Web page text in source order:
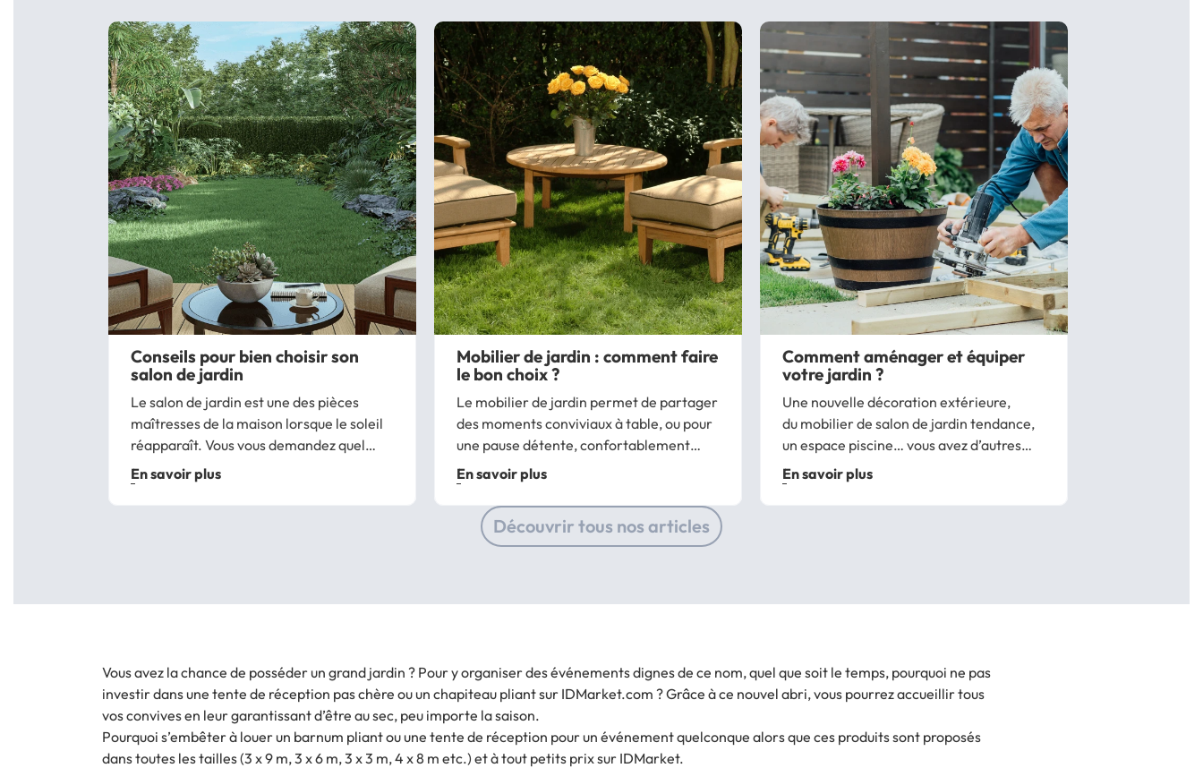
Conseils pour bien choisir son
salon de jardin
Le salon de jardin est une des pièces
maîtresses de la maison lorsque le soleil
réapparaît. Vous vous demandez quel
salon de jardin choisir pour créer un
espace convivial sur votre terrasse ?
Fauteuil ou chaise ? Aluminium ou résine
En savoir plus
Mobilier de jardin : comment faire
le bon choix ?
Le mobilier de jardin permet de partager
des moments conviviaux à table, ou pour
une pause détente, confortablement
installé sur des chaises en résine tressée
ou des bains de soleil design, un livre à la
main et la tête posée sur un coussin.
Dans...
En savoir plus
Comment aménager et équiper
votre jardin ?
Une nouvelle décoration extérieure,
du mobilier de salon de jardin tendance,
un espace piscine… vous avez d’autres
projets d’aménagement pour le jardin ?
Que ce soit pour créer un espace
potager, ou bien pour réaliser un jardin
En savoir plus
Découvrir tous nos articles
Vous avez la chance de posséder un grand jardin ? Pour y organiser des événements dignes de ce nom, quel que soit le temps, pourquoi ne pas
investir dans une tente de réception pas chère ou un chapiteau pliant sur IDMarket.com ? Grâce à ce nouvel abri, vous pourrez accueillir tous
vos convives en leur garantissant d’être au sec, peu importe la saison.
Pourquoi s’embêter à louer un barnum pliant ou une tente de réception pour un événement quelconque alors que ces produits sont proposés
dans toutes les tailles (3 x 9 m, 3 x 6 m, 3 x 3 m, 4 x 8 m etc.) et à tout petits prix sur IDMarket.